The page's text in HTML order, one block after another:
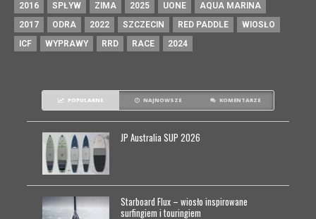
2016
SPŁYW ZIMA 2025 UONE
AQUA MARINA
2017
ODRA 2022 SZCZECIN RED PADDLE
WIOSŁO
ICF
WYPRAWY RRD RACE 2024
POPULARNE NAJNOWSZE KOMENTARZE
JP Australia SUP 2026
Starboard Flux – wiosło inspirowane
surfingiem i touringiem